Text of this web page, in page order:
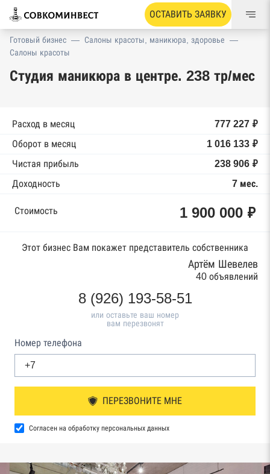
ОСТАВИТЬ ЗАЯВКУ
Готовый бизнес — Салоны красоты, маникюра, здоровье —
Салоны красоты
Студия маникюра в центре. 238 тр/мес
Расход в месяц
777 227 ₽
Оборот в месяц
1 016 133 ₽
Чистая прибыль
238 906 ₽
Доходность
7 мес.
Стоимость 1 900 000 ₽
Этот бизнес Вам покажет представитель собственника
Артём Шевелев
40 объявлений
8 (926) 193-58-51
или оставьте ваш номер
вам перезвонят
Номер телефона
ПЕРЕЗВОНИТЕ МНЕ
Согласен на обработку персональных данных